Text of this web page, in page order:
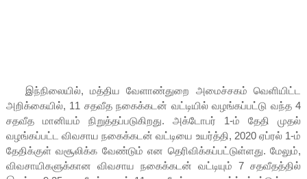
இந்நிலையில், மத்திய வேளாண்துறை அமைச்சகம் வெளியிட்ட
அறிக்கையில், 11 சதவீத நகைக்கடன் வட்டியில் வழங்கப்பட்டு வந்த 4
சதவீத மானியம் நிறுத்தப்படுகிறது. அக்டோபர் 1-ம் தேதி முதல்
வழங்கப்பட்ட விவசாய நகைக்கடன் வட்டியை உயர்த்தி, 2020 ஏப்ரல் 1-ம்
தேதிக்குள் வசூலிக்க வேண்டும் என தெரிவிக்கப்பட்டுள்ளது. மேலும்,
விவசாயிகளுக்கான விவசாய நகைக்கடன் வட்டியும் 7 சதவீதத்தில்